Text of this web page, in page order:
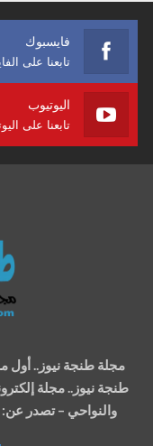
فايسبوك
تابعنا على
اليوتيوب
تابعنا على
مجلة طنجة نيوز.. أول
طنجة نيوز.. مجلة
والنواحي – تصدر عن: